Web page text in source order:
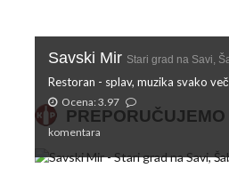
PREPORUČUJEMO
Savski Mir Stari grad na Savi,
Restoran - splav, muzika svako
Ocena: 3.97
komentara